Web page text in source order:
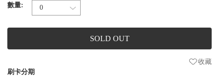
數量:
SOLD OUT
收藏
刷卡分期